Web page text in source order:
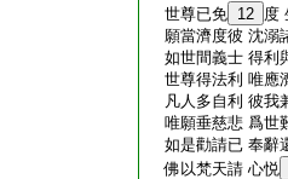
世尊已免 12 度
願當濟度彼 沈溺
如世間義士 得利
世尊得法利 唯應
凡人多自利 彼我
唯願垂慈悲 爲世
如是勸請已 奉辭
佛以梵天請 心悦